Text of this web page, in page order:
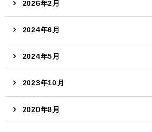
2026年2月
2024年6月
2024年5月
2023年10月
2020年8月